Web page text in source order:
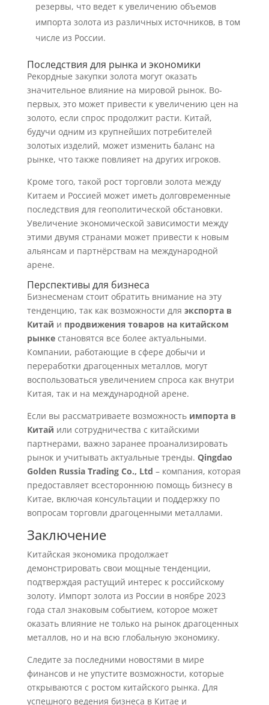
резервы, что ведет к увеличению объемов
импорта золота из различных источников, в том
числе из России.
Последствия для рынка и экономики
Рекордные закупки золота могут оказать
значительное влияние на мировой рынок. Во-
первых, это может привести к увеличению цен на
золото, если спрос продолжит расти. Китай,
будучи одним из крупнейших потребителей
золотых изделий, может изменить баланс на
рынке, что также повлияет на других игроков.
Кроме того, такой рост торговли золота между
Китаем и Россией может иметь долговременные
последствия для геополитической обстановки.
Увеличение экономической зависимости между
этими двумя странами может привести к новым
альянсам и партнёрствам на международной
арене.
Перспективы для бизнеса
Бизнесменам стоит обратить внимание на эту
тенденцию, так как возможности для экспорта в
Китай и продвижения товаров на китайском
рынкестановятся все более актуальными.
Компании, работающие в сфере добычи и
переработки драгоценных металлов, могут
воспользоваться увеличением спроса как внутри
Китая, так и на международной арене.
Если вы рассматриваете возможность импорта в
Китай или сотрудничества с китайскими
партнерами, важно заранее проанализировать
рынок и учитывать актуальные тренды. Qingdao
Golden Russia Trading Co., Ltd – компания, которая
предоставляет всестороннюю помощь бизнесу в
Китае, включая консультации и поддержку по
вопросам торговли драгоценными металлами.
Заключение
Китайская экономика продолжает
демонстрировать свои мощные тенденции,
подтверждая растущий интерес к российскому
золоту. Импорт золота из России в ноябре 2023
года стал знаковым событием, которое может
оказать влияние не только на рынок драгоценных
металлов, но и на всю глобальную экономику.
Следите за последними новостями в мире
финансов и не упустите возможности, которые
открываются с ростом китайского рынка. Для
успешного ведения бизнеса в Китае и